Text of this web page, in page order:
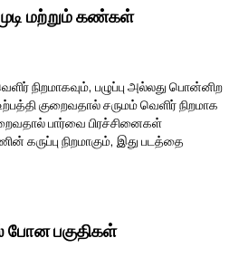
மற்றும் கண்கள்
நிறமாகவும், பழுப்பு அல்லது பொன்னிற
குறைவதால் சருமம் வெளிர் நிறமாக
பார்வை பிரச்சினைகள்
கருப்பு நிறமாகும், இது படத்தை
போன பகுதிகள்